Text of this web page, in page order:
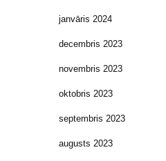
janvāris 2024
decembris 2023
novembris 2023
oktobris 2023
septembris 2023
augusts 2023